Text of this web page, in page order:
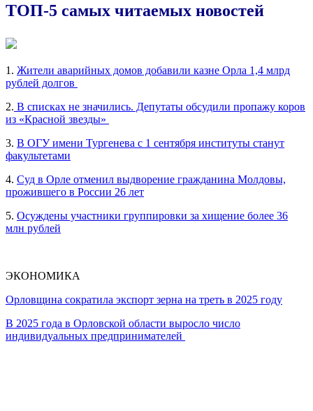
ТОП-5 самых читаемых новостей
1. Жители аварийных домов добавили казне Орла 1,4 млрд
рублей долгов
2. В списках не значились. Депутаты обсудили пропажу коров
из «Красной звезды»
3. В ОГУ имени Тургенева с 1 сентября институты станут
факультетами
4. Суд в Орле отменил выдворение гражданина Молдовы,
прожившего в России 26 лет
5. Осуждены участники группировки за хищение более 36
млн рублей
ЭКОНОМИКА
Орловщина сократила экспорт зерна на треть в 2025 году
В 2025 года в Орловской области выросло число
индивидуальных предпринимателей